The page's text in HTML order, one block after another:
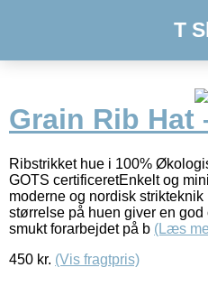
T
Grain Rib Hat
Ribstrikket hue i 100%
GOTS certificeretEnkelt og
moderne og nordisk
størrelse på huen giver en
smukt forarbejdet på b (Læs
450 kr. (Vis fragtpris)